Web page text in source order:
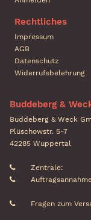
Rechtliches
Impressum
AGB
Datenschutz
Widerrufsbelehrung
Buddeberg &
Buddeberg & Weck
Plüschowstr. 5-7
42285 Wuppertal
Fragen zum